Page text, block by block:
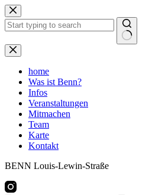
Zum
Inhalt
springen
Keine
Ergebnisse
home
Was ist Benn?
Infos
Veranstaltungen
Mitmachen
Team
Karte
Kontakt
BENN Louis-Lewin-Straße